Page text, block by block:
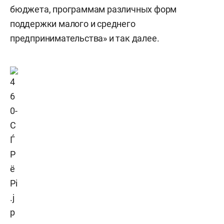
бюджета, программам различных форм
поддержки малого и среднего
предпринимательства» и так далее.